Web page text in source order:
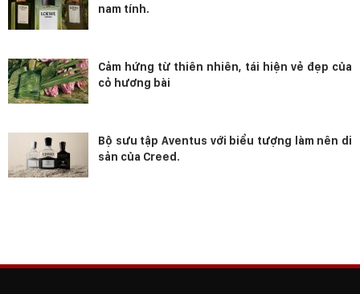
nam tính.
Cảm hứng từ thiên nhiên, tái hiện vẻ đẹp của
cỏ hương bài
Bộ sưu tập Aventus với biểu tượng làm nên di
sản của Creed.